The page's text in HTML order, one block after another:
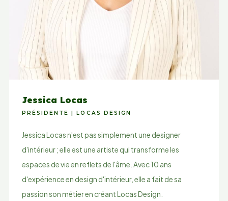
Jessica Locas
PRÉSIDENTE | LOCAS DESIGN
Jessica Locas n'est pas simplement une designer
d'intérieur ; elle est une artiste qui transforme les
espaces de vie en reflets de l'âme. Avec 10 ans
d'expérience en design d'intérieur, elle a fait de sa
passion son métier en créant Locas Design.